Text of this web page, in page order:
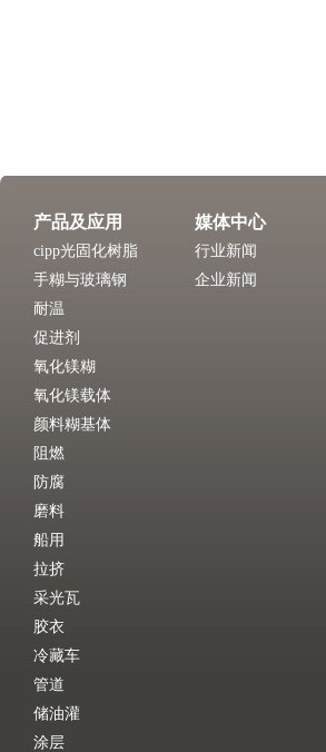
产品及应用
cipp光固化树脂
手糊与玻璃钢
耐温
促进剂
氧化镁糊
氧化镁载体
颜料糊基体
阻燃
防腐
磨料
船用
拉挤
采光瓦
胶衣
冷藏车
管道
储油灌
涂层
媒体中心
行业新闻
企业新闻